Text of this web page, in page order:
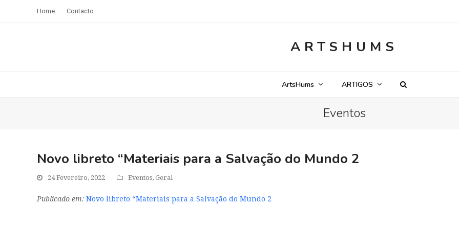
Home Contacto
ARTSHUMS
ArtsHums ARTIGOS
Eventos
Novo libreto “Materiais para a Salvação do Mundo 2
24 Fevereiro, 2022 Eventos, Geral
Publicado em: Novo libreto “Materiais para a Salvação do Mundo 2